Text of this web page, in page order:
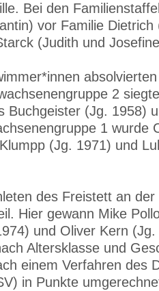
Bei den
vor Familie
(Judith und
2
Buchgeister (Jg. 1958)
1 wurde
(Jg. 1971) und
des Freistett an der
Hier gewann Mike
und Oliver Kern
Altersklasse und
einem Verfahren des
in Punkte